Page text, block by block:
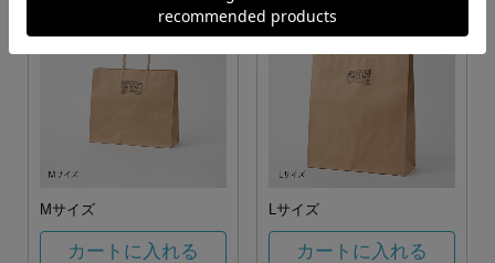
Mサイズ
カートに入れる
Lサイズ
カートに入れる